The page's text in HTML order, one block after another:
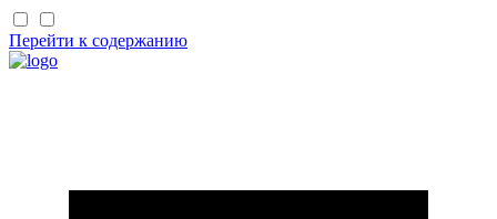
Перейти к содержанию